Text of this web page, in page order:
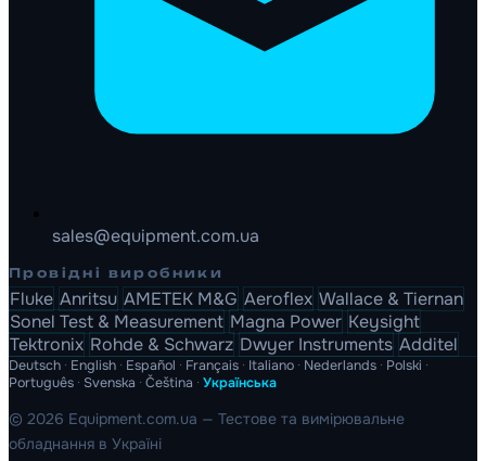
sales@equipment.com.ua
Провідні виробники
Fluke Anritsu AMETEK M&G Aeroflex Wallace & Tiernan
Sonel Test & Measurement Magna Power Keysight
Tektronix Rohde & Schwarz Dwyer Instruments Additel
Deutsch · English · Español · Français · Italiano · Nederlands · Polski ·
Português · Svenska · Čeština · Українська
© 2026 Equipment.com.ua — Тестове та вимірювальне
обладнання в Україні